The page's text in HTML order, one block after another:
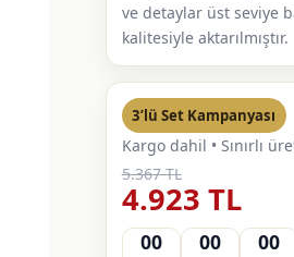
ve detaylar üst seviye
kalitesiyle aktarılmıştır.
3’lü Set Kampanyası
Kargo dahil • Sınırlı
5.367 TL
4.923 TL
00 00 00